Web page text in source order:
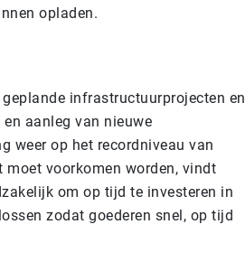
opladen.
infrastructuurprojecten en
aanleg van nieuwe
weer op het recordniveau van
voorkomen worden, vindt
om op tijd te investeren in
zodat goederen snel, op tijd